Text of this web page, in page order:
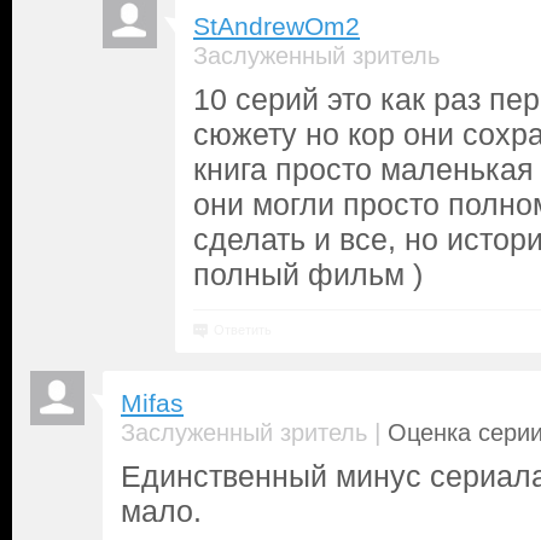
StAndrewOm2
Заслуженный зритель
10 серий это как раз
сюжету но кор они
книга просто
они могли просто
сделать и все, но
полный фильм )
Mifas
Заслуженный зритель | Оценка
Единственный минус
мало.